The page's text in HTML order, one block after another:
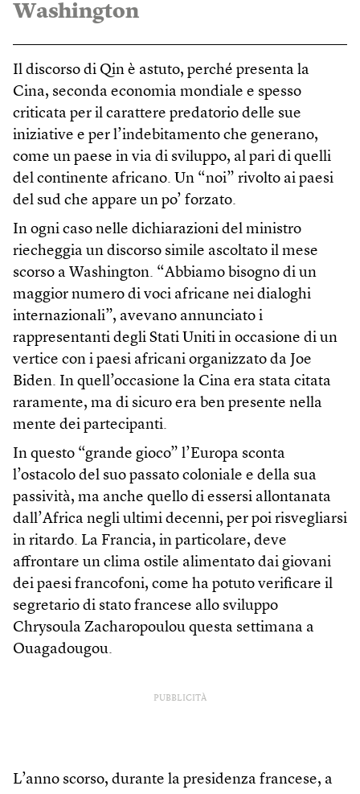
Washington
Il discorso di Qin è astuto, perché presenta la
Cina, seconda economia mondiale e spesso
criticata per il carattere predatorio delle sue
iniziative e per l’indebitamento che generano,
come un paese in via di sviluppo, al pari di quelli
del continente africano. Un “noi” rivolto ai paesi
del sud che appare un po’ forzato.
In ogni caso nelle dichiarazioni del ministro
riecheggia un discorso simile ascoltato il mese
scorso a Washington. “Abbiamo bisogno di un
maggior numero di voci africane nei dialoghi
internazionali”, avevano annunciato i
rappresentanti degli Stati Uniti in occasione di un
vertice con i paesi africani organizzato da Joe
Biden. In quell’occasione la Cina era stata citata
raramente, ma di sicuro era ben presente nella
mente dei partecipanti.
In questo “grande gioco” l’Europa sconta
l’ostacolo del suo passato coloniale e della sua
passività, ma anche quello di essersi allontanata
dall’Africa negli ultimi decenni, per poi risvegliarsi
in ritardo. La Francia, in particolare, deve
affrontare un clima ostile alimentato dai giovani
dei paesi francofoni, come ha potuto verificare il
segretario di stato francese allo sviluppo
Chrysoula Zacharopoulou questa settimana a
Ouagadougou.
PUBBLICITÀ
L’anno scorso, durante la presidenza francese, a